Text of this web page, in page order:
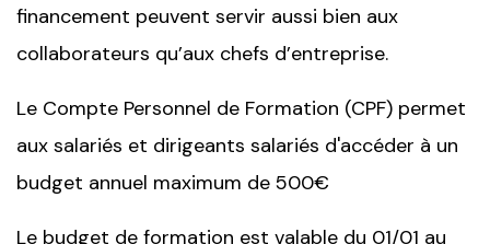
financement peuvent servir aussi bien aux
collaborateurs qu’aux chefs d’entreprise.
Le Compte Personnel de Formation (CPF) permet
aux salariés et dirigeants salariés d'accéder à un
budget annuel maximum de 500€
Le budget de formation est valable du 01/01 au